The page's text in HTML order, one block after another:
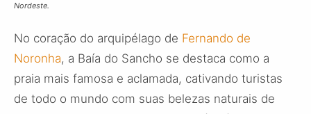
Nordeste.
No coração do arquipélago de Fernando de
Noronha, a Baía do Sancho se destaca como a
praia mais famosa e aclamada, cativando turistas
de todo o mundo com suas belezas naturais de